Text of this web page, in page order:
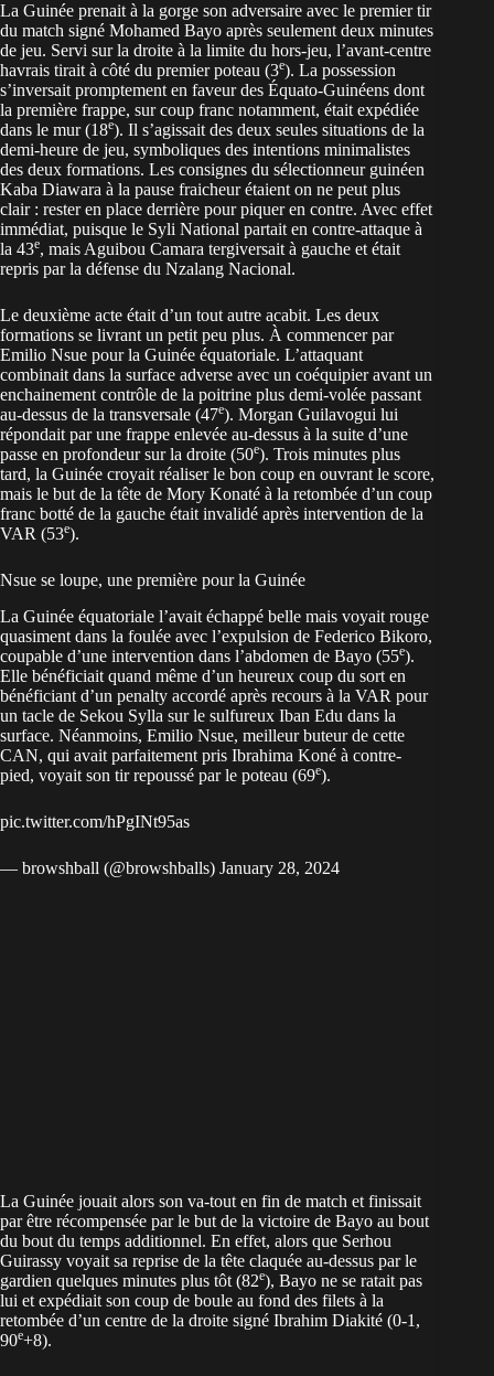
La Guinée prenait à la gorge son adversaire avec le premier tir
du match signé Mohamed Bayo après seulement deux minutes
de jeu. Servi sur la droite à la limite du hors-jeu, l’avant-centre
havrais tirait à côté du premier poteau (3e). La possession
s’inversait promptement en faveur des Équato-Guinéens dont
la première frappe, sur coup franc notamment, était expédiée
dans le mur (18e). Il s’agissait des deux seules situations de la
demi-heure de jeu, symboliques des intentions minimalistes
des deux formations. Les consignes du sélectionneur guinéen
Kaba Diawara à la pause fraicheur étaient on ne peut plus
clair : rester en place derrière pour piquer en contre. Avec effet
immédiat, puisque le Syli National partait en contre-attaque à
la 43e, mais Aguibou Camara tergiversait à gauche et était
repris par la défense du Nzalang Nacional.
Le deuxième acte était d’un tout autre acabit. Les deux
formations se livrant un petit peu plus. À commencer par
Emilio Nsue pour la Guinée équatoriale. L’attaquant
combinait dans la surface adverse avec un coéquipier avant un
enchainement contrôle de la poitrine plus demi-volée passant
au-dessus de la transversale (47e). Morgan Guilavogui lui
répondait par une frappe enlevée au-dessus à la suite d’une
passe en profondeur sur la droite (50e). Trois minutes plus
tard, la Guinée croyait réaliser le bon coup en ouvrant le score,
mais le but de la tête de Mory Konaté à la retombée d’un coup
franc botté de la gauche était invalidé après intervention de la
VAR (53e).
Nsue se loupe, une première pour la Guinée
La Guinée équatoriale l’avait échappé belle mais voyait rouge
quasiment dans la foulée avec l’expulsion de Federico Bikoro,
coupable d’une intervention dans l’abdomen de Bayo (55e).
Elle bénéficiait quand même d’un heureux coup du sort en
bénéficiant d’un penalty accordé après recours à la VAR pour
un tacle de Sekou Sylla sur le sulfureux Iban Edu dans la
surface. Néanmoins, Emilio Nsue, meilleur buteur de cette
CAN, qui avait parfaitement pris Ibrahima Koné à contre-
pied, voyait son tir repoussé par le poteau (69e).
pic.twitter.com/hPgINt95as
— browshball (@browshballs) January 28, 2024
La Guinée jouait alors son va-tout en fin de match et finissait
par être récompensée par le but de la victoire de Bayo au bout
du bout du temps additionnel. En effet, alors que Serhou
Guirassy voyait sa reprise de la tête claquée au-dessus par le
gardien quelques minutes plus tôt (82e), Bayo ne se ratait pas
lui et expédiait son coup de boule au fond des filets à la
retombée d’un centre de la droite signé Ibrahim Diakité (0-1,
90e+8).